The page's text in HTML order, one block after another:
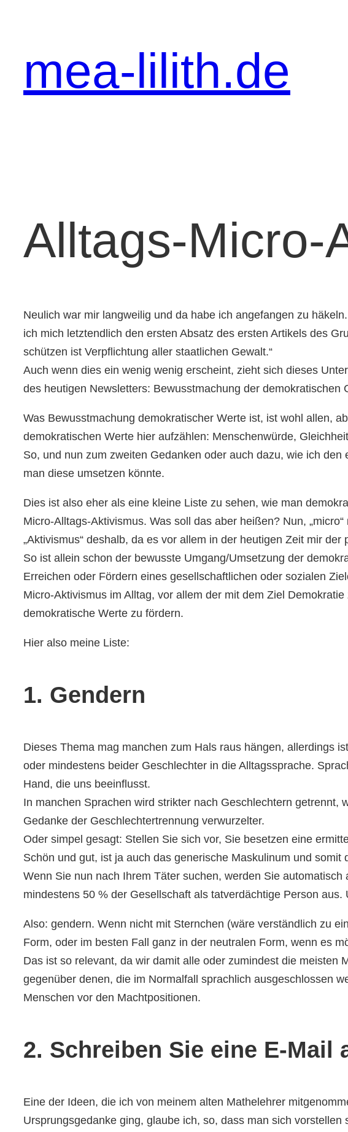
mea-lilith.de
Alltags-Micro-
Neulich war mir langweilig und da habe ich angefangen zu
ich mich letztendlich den ersten Absatz des ersten Artikels des
schützen ist Verpflichtung aller staatlichen Gewalt.“
Auch wenn dies ein wenig wenig erscheint, zieht sich dieses
des heutigen Newsletters: Bewusstmachung der
Was Bewusstmachung demokratischer Werte ist, ist wohl allen,
demokratischen Werte hier aufzählen: Menschenwürde,
So, und nun zum zweiten Gedanken oder auch dazu, wie ich
man diese umsetzen könnte.
Dies ist also eher als eine kleine Liste zu sehen, wie man
Micro-Alltags-Aktivismus. Was soll das aber heißen? Nun,
„Aktivismus“ deshalb, da es vor allem in der heutigen Zeit mir
So ist allein schon der bewusste Umgang/Umsetzung der
Erreichen oder Fördern eines gesellschaftlichen oder sozialen
Micro-Aktivismus im Alltag, vor allem der mit dem Ziel
demokratische Werte zu fördern.
Hier also meine Liste:
1. Gendern
Dieses Thema mag manchen zum Hals raus hängen, allerdings
oder mindestens beider Geschlechter in die Alltagssprache.
Hand, die uns beeinflusst.
In manchen Sprachen wird strikter nach Geschlechtern
Gedanke der Geschlechtertrennung verwurzelter.
Oder simpel gesagt: Stellen Sie sich vor, Sie besetzen eine
Schön und gut, ist ja auch das generische Maskulinum und somit
Wenn Sie nun nach Ihrem Täter suchen, werden Sie
mindestens 50 % der Gesellschaft als tatverdächtige Person
Also: gendern. Wenn nicht mit Sternchen (wäre verständlich zu
Form, oder im besten Fall ganz in der neutralen Form, wenn es
Das ist so relevant, da wir damit alle oder zumindest die
gegenüber denen, die im Normalfall sprachlich ausgeschlossen
Menschen vor den Machtpositionen.
2. Schreiben Sie eine E-Mail
Eine der Ideen, die ich von meinem alten Mathelehrer
Ursprungsgedanke ging, glaube ich, so, dass man sich